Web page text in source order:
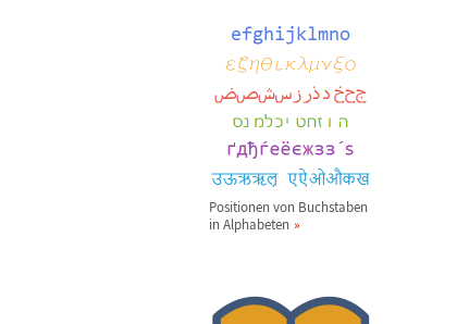
Positionen von Buchstaben
in Alphabeten